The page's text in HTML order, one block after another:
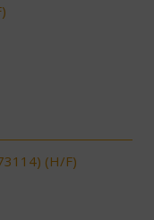
(H/F)